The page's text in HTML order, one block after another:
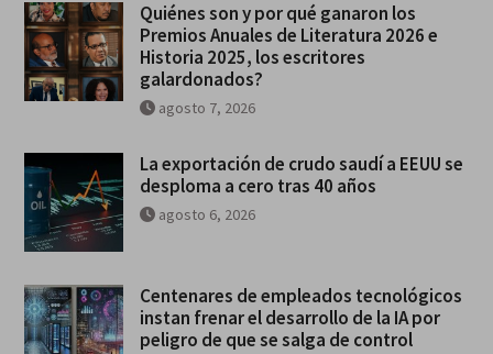
Quiénes son y por qué ganaron los
Premios Anuales de Literatura 2026 e
Historia 2025, los escritores
galardonados?
agosto 7, 2026
La exportación de crudo saudí a EEUU se
desploma a cero tras 40 años
agosto 6, 2026
Centenares de empleados tecnológicos
instan frenar el desarrollo de la IA por
peligro de que se salga de control